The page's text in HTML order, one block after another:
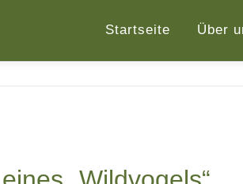
Startseite Über